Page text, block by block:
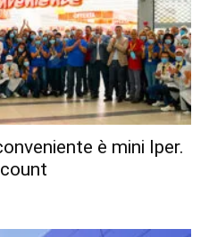
è mini Iper.